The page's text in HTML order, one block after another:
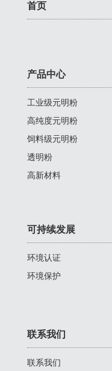
首页
产品中心
工业级元明粉
高纯度元明粉
饲料级元明粉
透明粉
高新材料
可持续发展
环境认证
环境保护
联系我们
联系我们